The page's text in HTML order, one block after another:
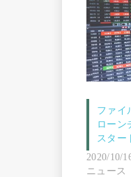
ファイ
ローン
スター
2020/10/
ニュース